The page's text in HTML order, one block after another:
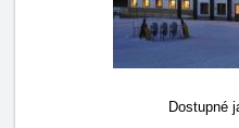
Dostupné